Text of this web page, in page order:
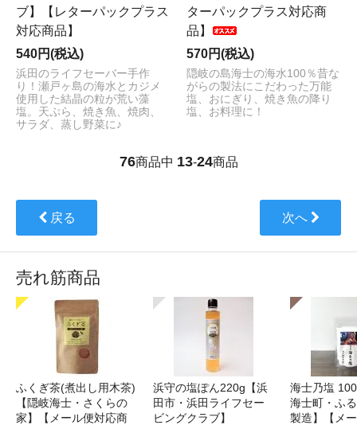
ブ】【レターパックプラス
対応商品】
540円(税込)
浜田のライフセーバー手作
り！瀬戸ヶ島の海水とカジメ
使用した結晶の粒が荒い藻
塩。天ぷら、焼き魚、焼肉、
サラダ、蒸し野菜に♪
ターパックプラス対応商
品】
570円(税込)
隠岐の島海士の海水100％昔な
がらの製法にこだわった万能
塩、おにぎり、焼き魚の降り
塩、お料理に！
76商品中 13-24商品
戻る 次へ
売れ筋商品
ふくぎ茶(煮出し用木茶)
【隠岐海士・さくらの
家】【メール便対応商
浜守の塩ぽん220g【浜
田市・浜田ライフセー
ビングクラブ】
海士乃塩
海士町・ふ
製造】【メ